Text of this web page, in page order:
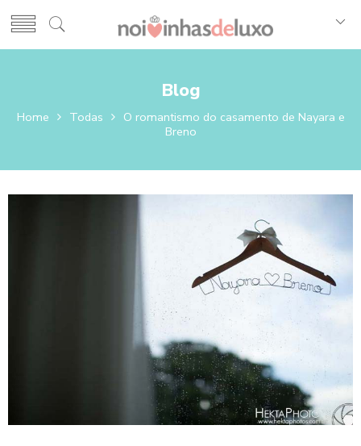
Blog
Home Todas
O romantismo do casamento de Nayara e
Breno